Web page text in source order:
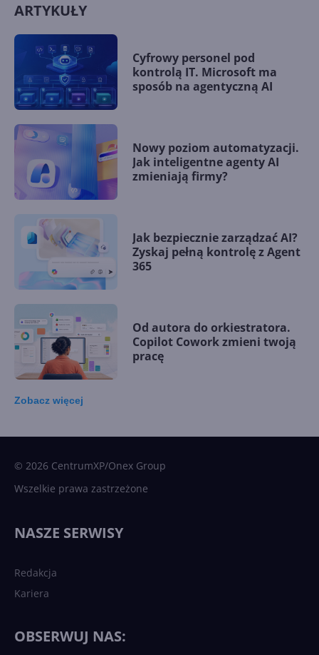
ARTYKUŁY
Cyfrowy personel pod
kontrolą IT. Microsoft ma
sposób na agentyczną AI
Nowy poziom automatyzacji.
Jak inteligentne agenty AI
zmieniają firmy?
Jak bezpiecznie zarządzać AI?
Zyskaj pełną kontrolę z Agent
365
Od autora do orkiestratora.
Copilot Cowork zmieni twoją
pracę
Zobacz więcej
© 2026 CentrumXP/Onex Group
Wszelkie prawa zastrzeżone
NASZE SERWISY
Redakcja
Kariera
OBSERWUJ NAS: